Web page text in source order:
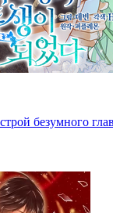
безумного